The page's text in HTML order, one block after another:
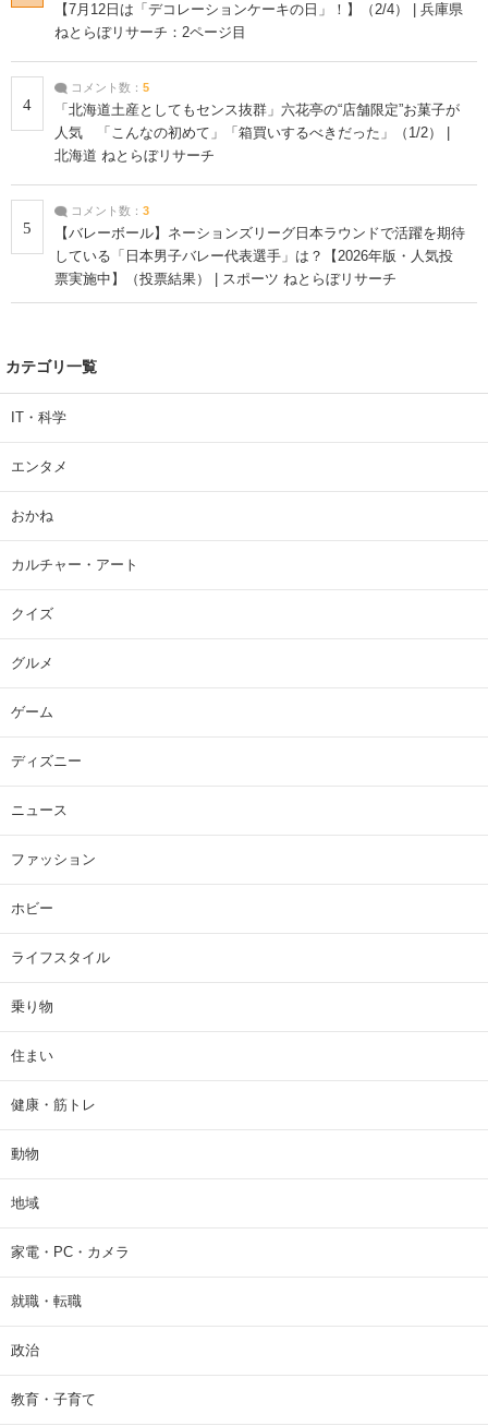
【7月12日は「デコレーションケーキの日」！】（2/4） | 兵庫県
ねとらぼリサーチ：2ページ目
4
コメント数： 5
「北海道土産としてもセンス抜群」六花亭の“店舗限定”お菓子が
人気 「こんなの初めて」「箱買いするべきだった」（1/2） |
北海道 ねとらぼリサーチ
5
コメント数： 3
【バレーボール】ネーションズリーグ日本ラウンドで活躍を期待
している「日本男子バレー代表選手」は？【2026年版・人気投
票実施中】（投票結果） | スポーツ ねとらぼリサーチ
カテゴリ一覧
IT・科学
エンタメ
おかね
カルチャー・アート
クイズ
グルメ
ゲーム
ディズニー
ニュース
ファッション
ホビー
ライフスタイル
乗り物
住まい
健康・筋トレ
動物
地域
家電・PC・カメラ
就職・転職
政治
教育・子育て